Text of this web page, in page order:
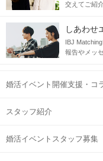
IBJ Matching 初参加
男性：3,000円
交えてご紹
しあわせ
IBJ
報告やメッ
婚活イベント開催支援・コ
スタッフ紹介
婚活イベントスタッフ募集